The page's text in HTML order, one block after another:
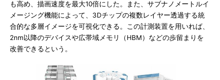
も高め、描画速度を最大10倍にした。また、サブナノメートルイ
メージング機能によって、3Dチップの複数レイヤー透過する統
合的な多層イメージを可視化できる。この計測装置を用いれば、
2nm以降のデバイスや広帯域メモリ（HBM）などの歩留まりを
改善できるという。